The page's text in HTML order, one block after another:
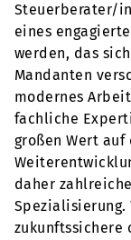
Steuerberater/
eines
werden, das
Mandanten
modernes
fachliche
großen Wert
daher
Spezialisierung.
zukunftssichere